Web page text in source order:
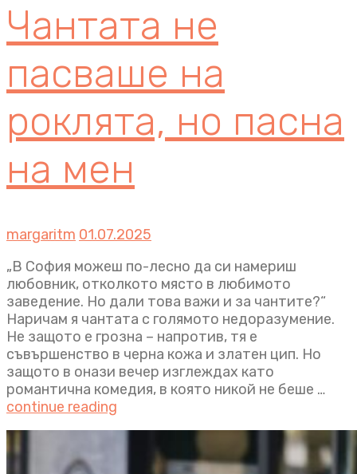
Чантата не
пасваше на
роклята, но пасна
на мен
margaritm 01.07.2025
„В София можеш по-лесно да си намериш
любовник, отколкото място в любимото
заведение. Но дали това важи и за чантите?“
Наричам я чантата с голямото недоразумение.
Не защото е грозна – напротив, тя е
съвършенство в черна кожа и златен цип. Но
защото в онази вечер изглеждах като
романтична комедия, в която никой не беше …
continue reading